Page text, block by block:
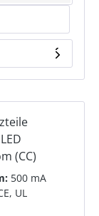
LED
(CC)
500 mA
UL